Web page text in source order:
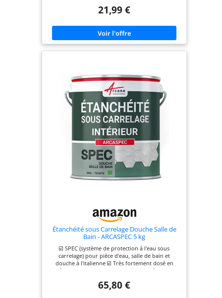
panneaux muraux autoadhésifs robustes sont
salle de bain et la crédence de cuisine
autoadhésive. Esthétique durable pour une
décoration pérenne. Installation facile : Grâce au
film autoadhésif (film pour crédence), il suffit de
Idéal pour les douches, les crédences de cuisine
ou les murs d'accent. S'adapte à tous les styles de
décoration - que ce soit des carreaux muraux
autoadhésifs pour locations ou propriétés
privées. Facile à entretenir : Un simple coup de
chiffon humide suffit - ces carrelages adhésifs salle
de bain et panneaux de cuisine conservent sans
effort leur apparence impeccable. Parfait pour les
ménages actifs !
21,99 €
Étanchéité sous Carrelage Douche Salle de
Bain - ARCASPEC 5 kg
☑️ SPEC (système de protection à l'eau sous
carrelage) pour pièce d'eau, salle de bain et
douche à l'italienne ☑️ Très fortement dosé en
résine, ARCASPEC est beaucoup plus épais et
Une résistance dans le temps incomparable! ☑️
65,80 €